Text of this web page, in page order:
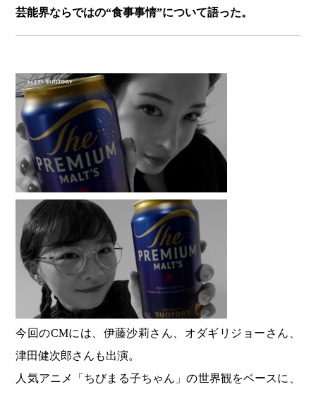
芸能界ならではの“食事事情”について語った。
今回のCMには、伊藤沙莉さん、オダギリジョーさん、
津田健次郎さんも出演。
人気アニメ「ちびまる子ちゃん」の世界観をベースに、